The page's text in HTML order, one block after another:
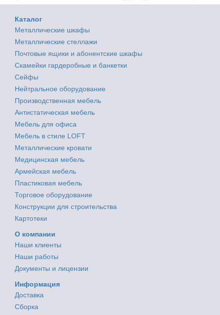
Каталог
Металлические шкафы
Металлические стеллажи
Почтовые ящики и абонентские шкафы
Скамейки гардеробные и банкетки
Сейфы
Нейтральное оборудование
Производственная мебель
Антистатическая мебель
Мебель для офиса
Мебель в стиле LOFT
Металлические кровати
Медицинская мебель
Армейская мебель
Пластиковая мебель
Торговое оборудование
Конструкции для строительства
Картотеки
О компании
Наши клиенты
Наши работы
Документы и лицензии
Информация
Доставка
Сборка